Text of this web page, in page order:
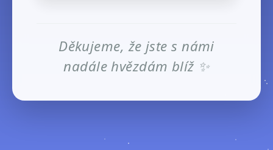
Děkujeme, že jste s námi
nadále hvězdám blíž ✨